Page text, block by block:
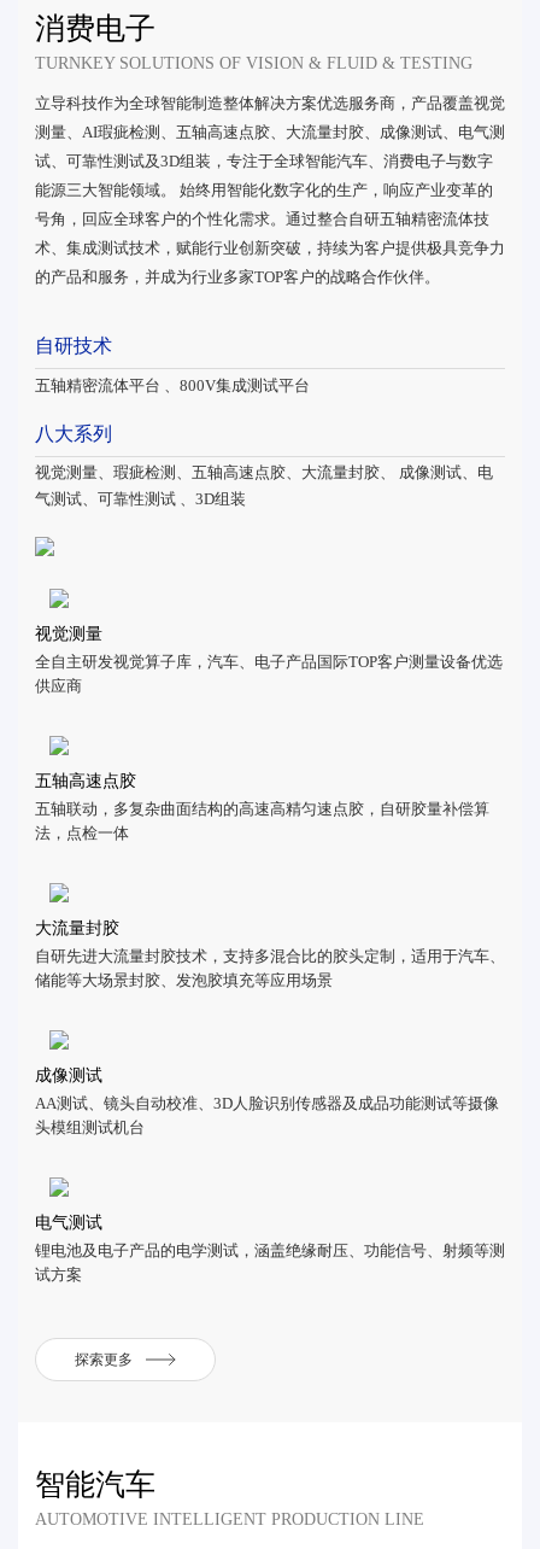
消费电子
TURNKEY SOLUTIONS OF VISION & FLUID & TESTING
立导科技作为全球智能制造整体解决方案优选服务商，产品覆盖视觉
测量、AI瑕疵检测、五轴高速点胶、大流量封胶、成像测试、电气测
试、可靠性测试及3D组装，专注于全球智能汽车、消费电子与数字
能源三大智能领域。 始终用智能化数字化的生产，响应产业变革的
号角，回应全球客户的个性化需求。通过整合自研五轴精密流体技
术、集成测试技术，赋能行业创新突破，持续为客户提供极具竞争力
的产品和服务，并成为行业多家TOP客户的战略合作伙伴。
自研技术
五轴精密流体平台 、800V集成测试平台
八大系列
视觉测量、瑕疵检测、五轴高速点胶、大流量封胶、 成像测试、电
气测试、可靠性测试 、3D组装
视觉测量
全自主研发视觉算子库，汽车、电子产品国际TOP客户测量设备优选
供应商
五轴高速点胶
五轴联动，多复杂曲面结构的高速高精匀速点胶，自研胶量补偿算
法，点检一体
大流量封胶
自研先进大流量封胶技术，支持多混合比的胶头定制，适用于汽车、
储能等大场景封胶、发泡胶填充等应用场景
成像测试
AA测试、镜头自动校准、3D人脸识别传感器及成品功能测试等摄像
头模组测试机台
电气测试
锂电池及电子产品的电学测试，涵盖绝缘耐压、功能信号、射频等测
试方案
探索更多
智能汽车
AUTOMOTIVE INTELLIGENT PRODUCTION LINE